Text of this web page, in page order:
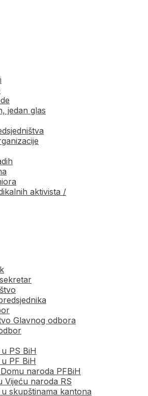
jedan glas
aktivista /
Glavnog odbora
PS BiH
PF BiH
naroda PFBiH
Vijeću naroda RS
skupštinama kantona